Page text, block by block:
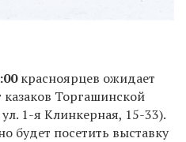
красноярцев ожидает
Торгашинской
1-я Клинкерная, 15-33).
будет посетить выставку